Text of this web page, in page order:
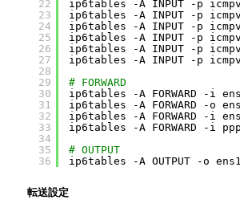
22
23
24
25
26
27
28
29
30
31
32
33
34
35
36
ip6tables -A INPUT -p
ip6tables -A INPUT -p
ip6tables -A INPUT -p
ip6tables -A INPUT -p
ip6tables -A INPUT -p
ip6tables -A INPUT -p
# FORWARD
ip6tables -A FORWARD -i
ip6tables -A FORWARD -o
ip6tables -A FORWARD -i
ip6tables -A FORWARD -i
# OUTPUT
ip6tables -A OUTPUT -o
転送設定